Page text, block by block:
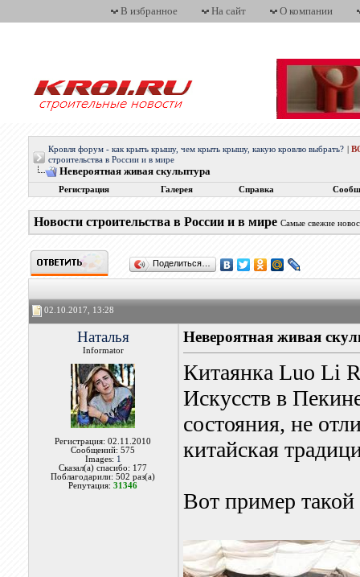
В избранное На сайт О компании
Кровля форум - как крыть крышу, чем крыть крышу, какую кровлю выбрать?
строительства в России и в мире
Невероятная живая скульптура
Регистрация Галерея Справка
Новости строительства в России и в мире Самые свежие
Поделиться…
02.10.2017, 13:28
Наталья
Informator
Регистрация: 02.11.2010
Сообщений: 575
Images: 1
Сказал(а) спасибо: 177
Поблагодарили: 502 раз(а)
Репутация:31346
Невероятная живая
Китаянка Luo Li
Искусств в
состояния, не
китайская
Вот пример